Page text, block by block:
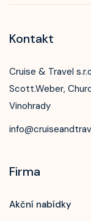
Kontakt
Cruise & Travel
Scott.Weber,
Vinohrady
Firma
Akční nabídky